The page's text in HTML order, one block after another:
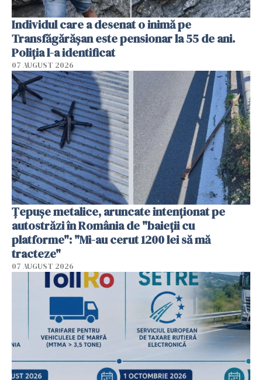
Individul care a desenat o inimă pe
Transfăgărășan este pensionar la 55 de ani.
Poliția l-a identificat
07 AUGUST 2026
Țepușe metalice, aruncate intenționat pe
autostrăzi în România de "baieții cu
platforme": "Mi-au cerut 1200 lei să mă
tracteze"
07 AUGUST 2026